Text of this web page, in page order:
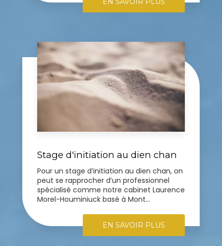
Stage d'initiation au dien chan
Pour un stage d’initiation au dien chan, on
peut se rapprocher d’un professionnel
spécialisé comme notre cabinet Laurence
Morel-Houminiuck basé à Mont...
EN SAVOIR PLUS